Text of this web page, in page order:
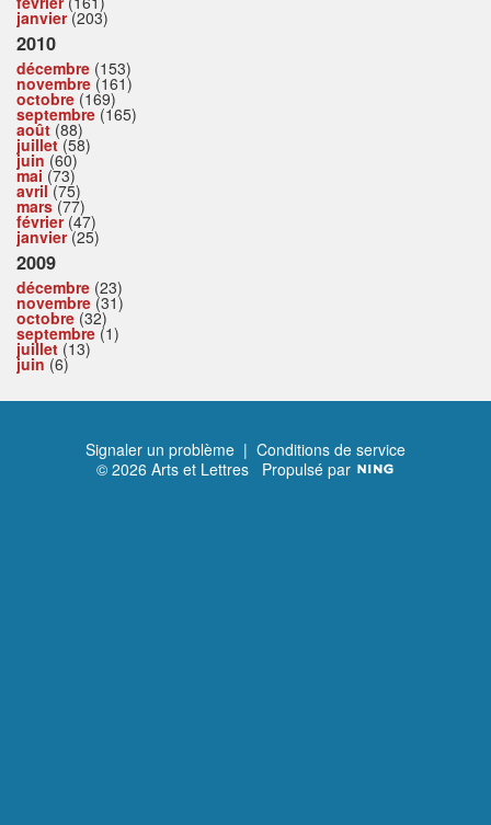
janvier(203)
2010
décembre (153)
novembre (161)
octobre (169)
septembre (165)
août (88)
juillet(58)
juin (60)
mai (73)
avril(75)
mars(77)
février(47)
janvier(25)
2009
décembre (23)
novembre (31)
octobre (32)
septembre (1)
juillet (13)
juin (6)
Signaler un problème | Conditions de service
© 2026 Arts et Lettres Propulsé par